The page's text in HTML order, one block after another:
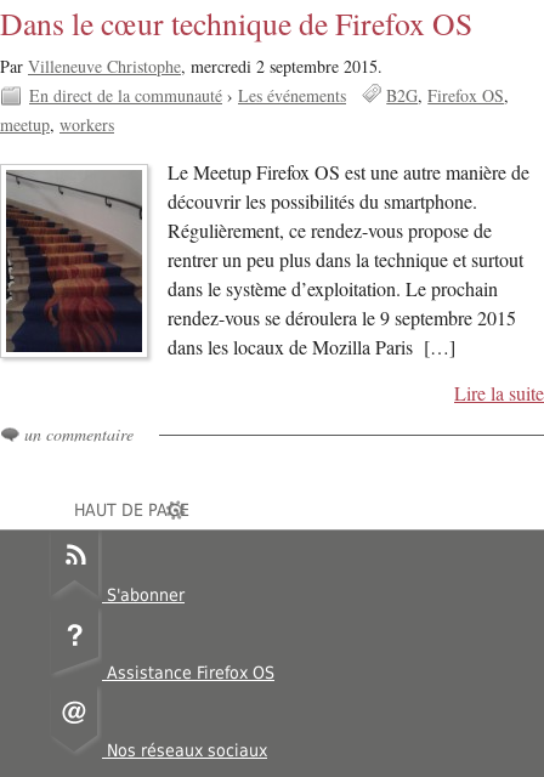
Dans le cœur technique de Firefox OS
Par Villeneuve Christophe, mercredi 2 septembre 2015.
En direct de la communauté › Les événements B2G Firefox OS
meetup workers
Le Meetup Firefox OS est une autre manière de
découvrir les possibilités du smartphone.
Régulièrement, ce rendez-vous propose de
rentrer un peu plus dans la technique et surtout
dans le système d’exploitation. Le prochain
rendez-vous se déroulera le 9 septembre 2015
dans les locaux de Mozilla Paris […]
Lire la suite
un commentaire
HAUT DE PAGE
S'abonner
Assistance Firefox OS
Nos réseaux sociaux